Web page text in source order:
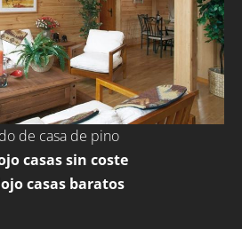
de casa de pino
casas sin coste
casas baratos